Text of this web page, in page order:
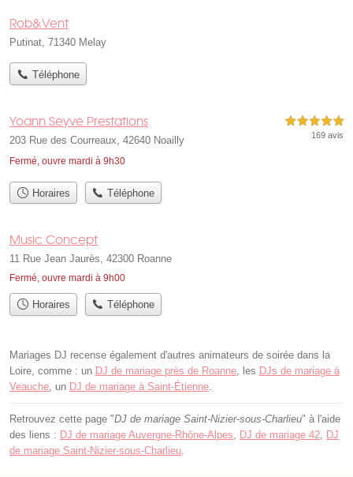
Rob&Vent
Putinat, 71340 Melay
Téléphone
Yoann Seyve Prestations
203 Rue des Courreaux, 42640 Noailly
Fermé, ouvre mardi à 9h30
5,0 étoiles sur 5
169 avis
Horaires Téléphone
Music Concept
11 Rue Jean Jaurès, 42300 Roanne
Fermé, ouvre mardi à 9h00
Horaires Téléphone
Mariages DJ recense également d'autres animateurs de soirée dans la
Loire, comme : un DJ de mariage près de Roanne , les DJs de mariage à
Veauche , un DJ de mariage à Saint-Étienne
Retrouvez cette page "DJ de mariage Saint-Nizier-sous-Charlieu" à l'aide
des liens : DJ de mariage Auvergne-Rhône-Alpes DJ de mariage 42 DJ
de mariage Saint-Nizier-sous-Charlieu